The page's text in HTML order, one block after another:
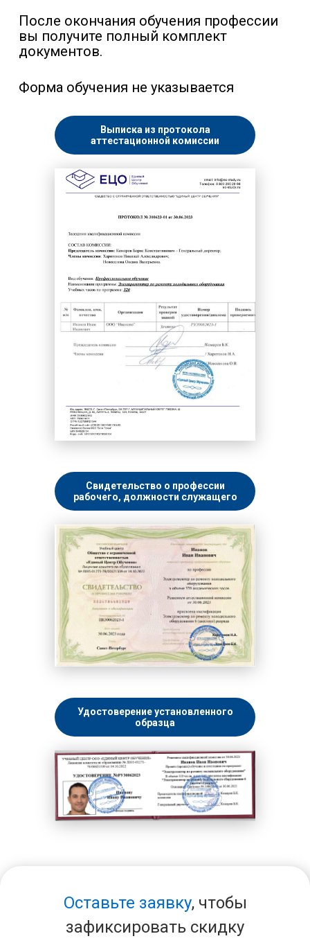
После окончания обучения профессии
вы получите полный комплект
документов.
Форма обучения не указывается
Выписка из протокола
аттестационной комиссии
Свидетельство о профессии
рабочего, должности служащего
Удостоверение установленного
образца
Оставьте заявку, чтобы
зафиксировать скидку